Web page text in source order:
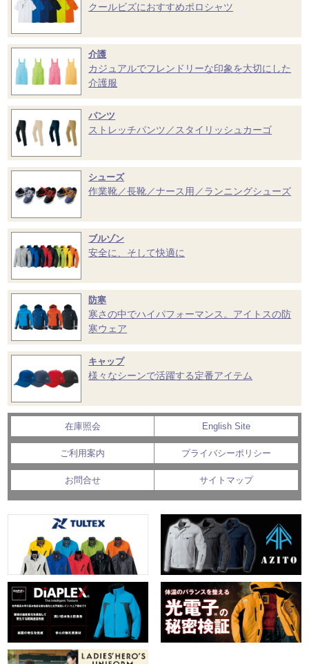
クールビズにおすすめポロシャツ
介護
カジュアルでフレンドリーな印象を大切にした
介護服
パンツ
ストレッチパンツ／スタイリッシュカーゴ
シューズ
作業靴／長靴／ナース用／ランニングシューズ
ブルゾン
安全に、そして快適に
防寒
寒さの中でハイパフォーマンス。アイトスの防
寒ウェア
キャップ
様々なシーンで活躍する定番アイテム
在庫照会 English Site
ご利用案内 プライバシーポリシー
お問合せ サイトマップ